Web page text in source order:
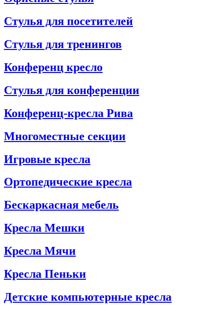
Стулья для посетителей
Стулья для тренингов
Конференц кресло
Стулья для конференции
Конференц-кресла Рива
Многоместные секции
Игровые кресла
Ортопедические кресла
Бескаркасная мебель
Кресла Мешки
Кресла Мячи
Кресла Пеньки
Детские компьютерные кресла